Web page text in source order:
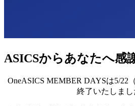
ASICSからあなたへ感
OneASICS MEMBER DAYSは5/22
終了いたしまし